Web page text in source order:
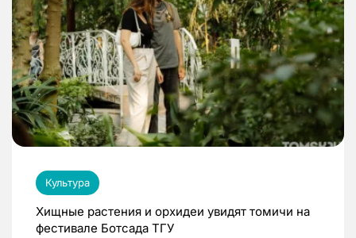
Культура
Хищные растения и орхидеи увидят томичи на
фестивале Ботсада ТГУ